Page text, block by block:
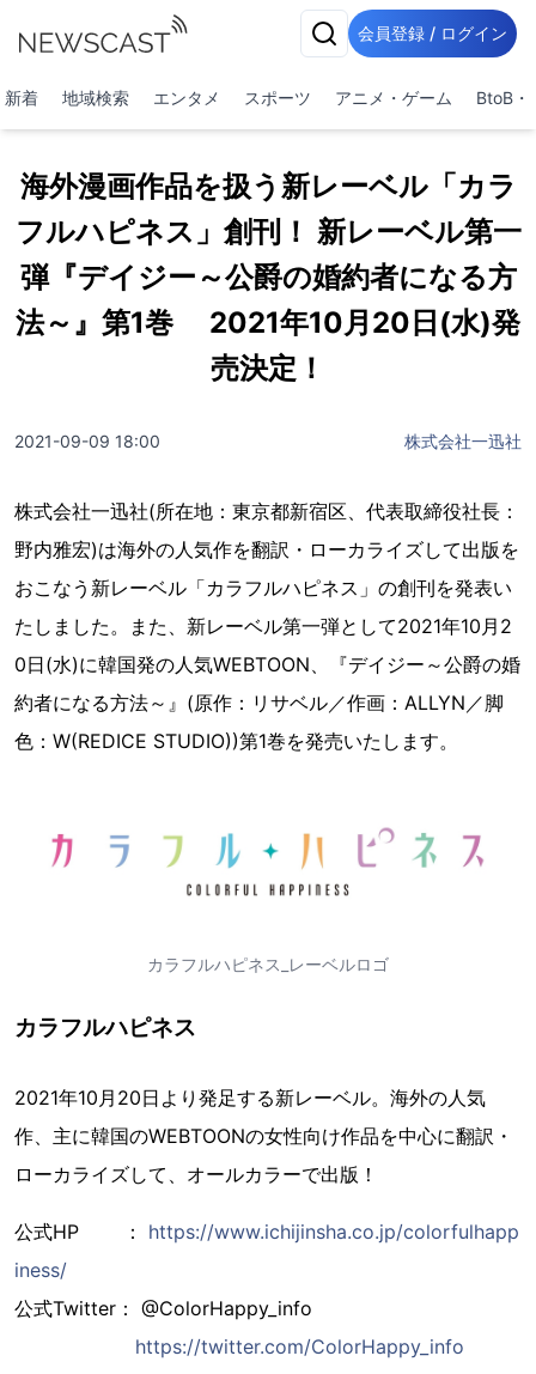
会員登録 / ログイン
新着 地域検索 エンタメ スポーツ アニメ・ゲーム BtoB・
海外漫画作品を扱う新レーベル「カラ
フルハピネス」創刊！ 新レーベル第一
弾『デイジー～公爵の婚約者になる方
法～』第1巻 2021年10月20日(水)発
売決定！
2021-09-09 18:00 株式会社一迅社
株式会社一迅社(所在地：東京都新宿区、代表取締役社長：
野内雅宏)は海外の人気作を翻訳・ローカライズして出版を
おこなう新レーベル「カラフルハピネス」の創刊を発表い
たしました。また、新レーベル第一弾として2021年10月2
0日(水)に韓国発の人気WEBTOON、『デイジー～公爵の婚
約者になる方法～』(原作：リサベル／作画：ALLYN／脚
色：W(REDICE STUDIO))第1巻を発売いたします。
カラフルハピネス_レーベルロゴ
カラフルハピネス
2021年10月20日より発足する新レーベル。海外の人気
作、主に韓国のWEBTOONの女性向け作品を中心に翻訳・
ローカライズして、オールカラーで出版！
公式HP ： https://www.ichijinsha.co.jp/colorfulhapp
iness/
公式Twitter： @ColorHappy_info
https://twitter.com/ColorHappy_info